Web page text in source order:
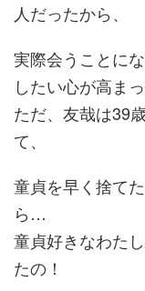
人だったから、
実際会うことに
したい心が高ま
ただ、友哉は39
て、
童貞を早く捨て
ら…
童貞好きなわた
たの！